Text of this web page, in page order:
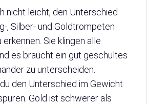
nicht leicht, den Unterschied
, Silber- und Goldtrompeten
Sie klingen alle
es braucht ein gut geschultes
zu unterscheiden.
den Unterschied im Gewicht
Gold ist schwerer als